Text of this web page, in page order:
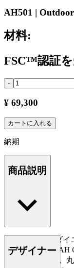
AH501 |
材料:
FSC™認証
-
¥ 69,300
カートに入れる
納期
商品説明
AH501 Outdoorダ
ド・ホーマンが
を手がけました。
デザイナー